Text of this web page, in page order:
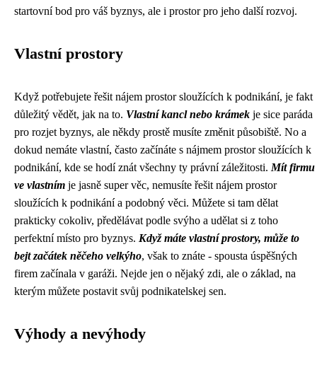
startovní bod pro váš byznys, ale i prostor pro jeho další rozvoj.
Vlastní prostory
Když potřebujete řešit nájem prostor sloužících k podnikání, je fakt
důležitý vědět, jak na to. Vlastní kancl nebo krámek je sice paráda
pro rozjet byznys, ale někdy prostě musíte změnit působiště. No a
dokud nemáte vlastní, často začínáte s nájmem prostor sloužících k
podnikání, kde se hodí znát všechny ty právní záležitosti. Mít firmu
ve vlastním je jasně super věc, nemusíte řešit nájem prostor
sloužících k podnikání a podobný věci. Můžete si tam dělat
prakticky cokoliv, předělávat podle svýho a udělat si z toho
perfektní místo pro byznys. Když máte vlastní prostory, může to
bejt začátek něčeho velkýho, však to znáte - spousta úspěšných
firem začínala v garáži. Nejde jen o nějaký zdi, ale o základ, na
kterým můžete postavit svůj podnikatelskej sen.
Výhody a nevýhody